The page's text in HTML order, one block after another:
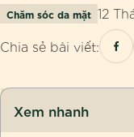
Chăm sóc da mặt 12
Chia sẻ bài viết:
Xem nhanh